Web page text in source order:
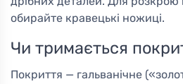
обирайте кравецькі ножиці.
Чи тримається
Покриття — гальванічне